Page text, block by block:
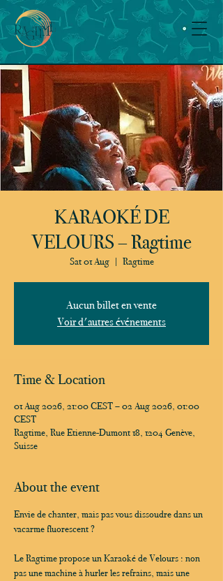
KARAOKÉ DE
VELOURS – Ragtime
Sat 01 Aug
  |
Ragtime
Aucun billet en vente
Voir d'autres événements
Time & Location
01 Aug 2026, 21:00 CEST – 02 Aug 2026, 01:00
CEST
Ragtime, Rue Etienne-Dumont 18, 1204 Genève,
Suisse
About the event
Envie de chanter, mais pas vous dissoudre dans un
vacarme fluorescent ?
Le Ragtime propose un Karaoké de Velours : non
pas une machine à hurler les refrains, mais une